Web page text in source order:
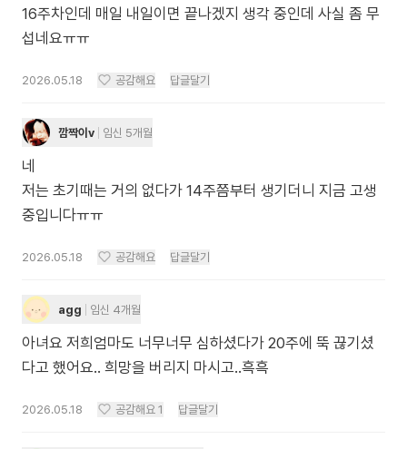
16주차인데 매일 내일이면 끝나겠지 생각 중인데 사실 좀 무
섭네요ㅠㅠ
2026.05.18 공감해요 답글달기
깜짝이v 임신 5개월
네
저는 초기때는 거의 없다가 14주쯤부터 생기더니 지금 고생
중입니다ㅠㅠ
2026.05.18 공감해요 답글달기
agg 임신 4개월
아녀요 저희엄마도 너무너무 심하셨다가 20주에 뚝 끊기셨
다고 했어요.. 희망을 버리지 마시고..흑흑
2026.05.18 공감해요 1 답글달기